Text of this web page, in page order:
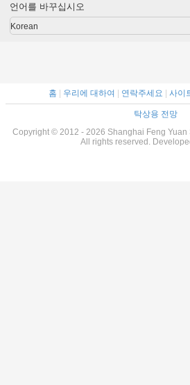
언어를 바꾸십시오
Korean
홈 | 우리에 대하여 | 연락주세요 | 사이
탁상용 전망
Copyright © 2012 - 2026 Shanghai Feng Yuan
All rights reserved.